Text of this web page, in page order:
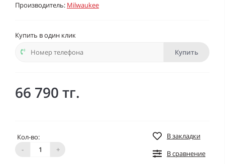
Производитель: Milwaukee
Купить в один клик
Купить
66 790 тг.
Кол-во:
-
+
В закладки
В сравнение